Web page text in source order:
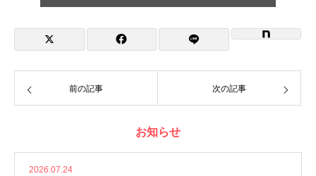
前の記事 次の記事
お知らせ
2026.07.24